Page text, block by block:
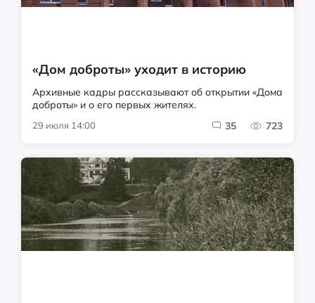
«Дом доброты» уходит в историю
Архивные кадры рассказывают об открытии «Дома
доброты» и о его первых жителях.
29 июля 14:00 35 723